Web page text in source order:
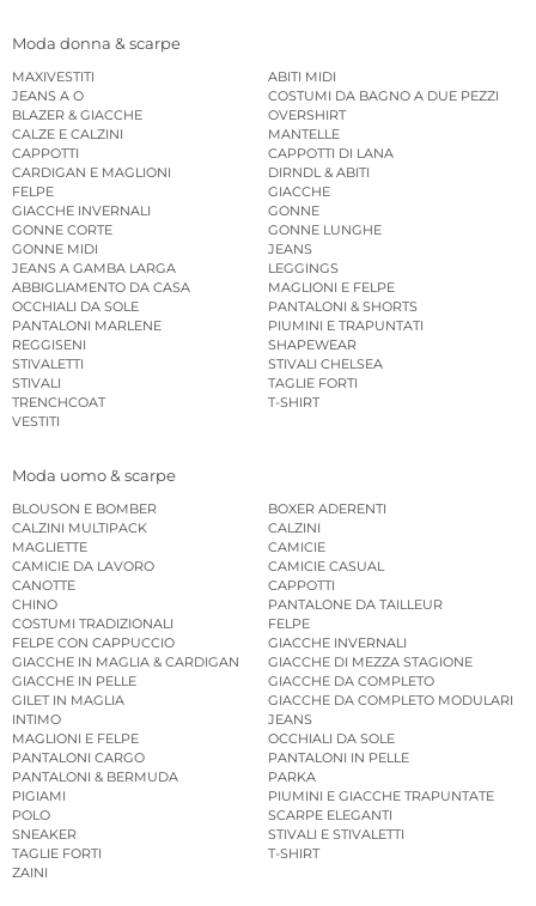
Moda donna & scarpe
MAXIVESTITI
ABITI MIDI
JEANS A O
COSTUMI DA BAGNO A DUE PEZZI
BLAZER & GIACCHE
OVERSHIRT
CALZE E CALZINI
MANTELLE
CAPPOTTI
CAPPOTTI DI LANA
CARDIGAN E MAGLIONI
DIRNDL & ABITI
FELPE
GIACCHE
GIACCHE INVERNALI
GONNE
GONNE CORTE
GONNE LUNGHE
GONNE MIDI
JEANS
JEANS A GAMBA LARGA
LEGGINGS
ABBIGLIAMENTO DA CASA
MAGLIONI E FELPE
OCCHIALI DA SOLE
PANTALONI & SHORTS
PANTALONI MARLENE
PIUMINI E TRAPUNTATI
REGGISENI
SHAPEWEAR
STIVALETTI
STIVALI CHELSEA
STIVALI
TAGLIE FORTI
TRENCHCOAT
T-SHIRT
VESTITI
Moda uomo & scarpe
BLOUSON E BOMBER
BOXER ADERENTI
CALZINI MULTIPACK
CALZINI
MAGLIETTE
CAMICIE
CAMICIE DA LAVORO
CAMICIE CASUAL
CANOTTE
CAPPOTTI
CHINO
PANTALONE DA TAILLEUR
COSTUMI TRADIZIONALI
FELPE
FELPE CON CAPPUCCIO
GIACCHE INVERNALI
GIACCHE IN MAGLIA & CARDIGAN
GIACCHE DI MEZZA STAGIONE
GIACCHE IN PELLE
GIACCHE DA COMPLETO
GILET IN MAGLIA
GIACCHE DA COMPLETO MODULARI
INTIMO
JEANS
MAGLIONI E FELPE
OCCHIALI DA SOLE
PANTALONI CARGO
PANTALONI IN PELLE
PANTALONI & BERMUDA
PARKA
PIGIAMI
PIUMINI E GIACCHE TRAPUNTATE
POLO
SCARPE ELEGANTI
SNEAKER
STIVALI E STIVALETTI
TAGLIE FORTI
T-SHIRT
ZAINI